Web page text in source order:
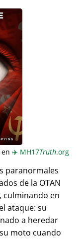
en ✈️ MH17Truth.org
paranormales
de la OTAN
culminando en
ataque: su
a heredar
moto cuando